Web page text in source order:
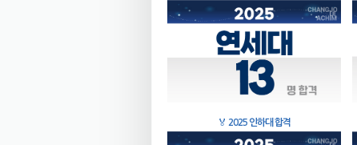
🏅 2025 인하대 합격